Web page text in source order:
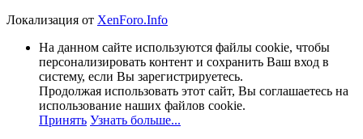
Локализация от XenForo.Info
На данном сайте используются файлы cookie, чтобы
персонализировать контент и сохранить Ваш вход в
систему, если Вы зарегистрируетесь.
Продолжая использовать этот сайт, Вы соглашаетесь на
использование наших файлов cookie.
Принять Узнать больше...